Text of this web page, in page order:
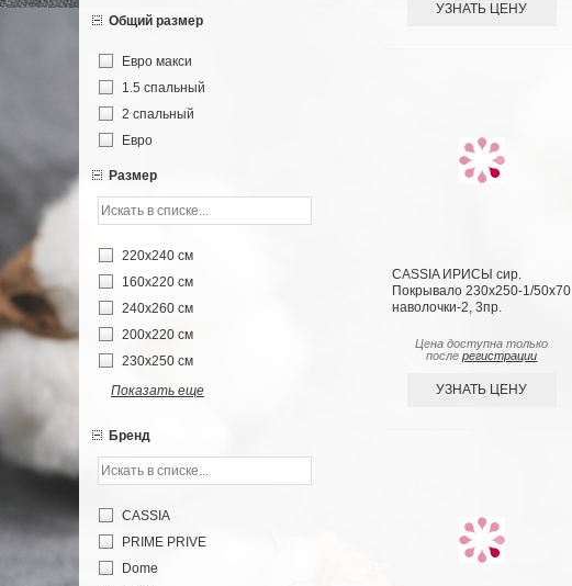
УЗНАТЬ ЦЕНУ
CASSIA ИРИСЫ сир.
Покрывало 230x250-1/50х70
наволочки-2, 3пр.
Цена доступна только
послерегистрации
УЗНАТЬ ЦЕНУ
Общий размер
Евро макси
1.5 спальный
2 спальный
Евро
Размер
220х240 см
160х220 см
240х260 см
200х220 см
230х250 см
Показать еще
Бренд
CASSIA
PRIME PRIVE
Dome